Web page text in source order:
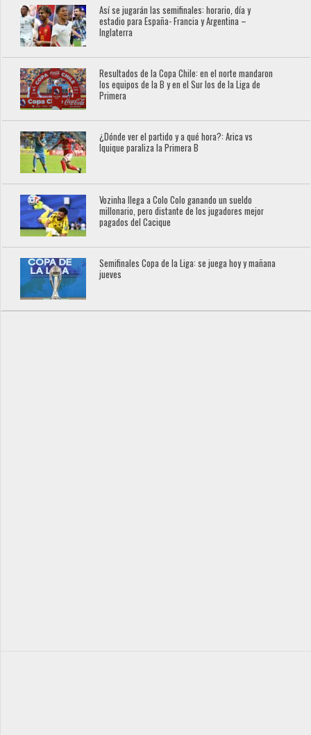
Así se jugarán las semifinales: horario, día y
estadio para España- Francia y Argentina –
Inglaterra
Resultados de la Copa Chile: en el norte mandaron
los equipos de la B y en el Sur los de la Liga de
Primera
¿Dónde ver el partido y a qué hora?: Arica vs
Iquique paraliza la Primera B
Vozinha llega a Colo Colo ganando un sueldo
millonario, pero distante de los jugadores mejor
pagados del Cacique
Semifinales Copa de la Liga: se juega hoy y mañana
jueves